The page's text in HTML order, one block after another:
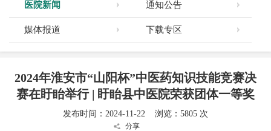
医院新闻 通知公告
媒体报道 下载专区
2024年淮安市“山阳杯”中医药知识技能竞赛决
赛在盱眙举行 | 盱眙县中医院荣获团体一等奖
发布时间：2024-11-22 浏览：5805 次
分享